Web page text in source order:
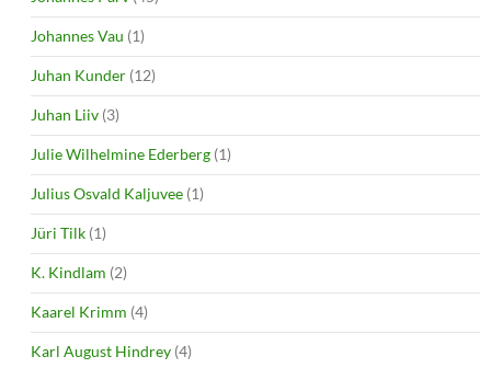
Johannes Vau (1)
Juhan Kunder (12)
Juhan Liiv (3)
Julie Wilhelmine Ederberg (1)
Julius Osvald Kaljuvee (1)
Jüri Tilk (1)
K. Kindlam (2)
Kaarel Krimm (4)
Karl August Hindrey (4)